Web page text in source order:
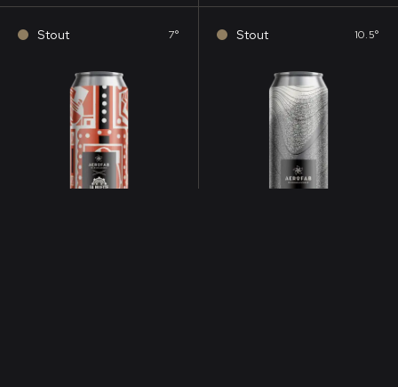
Stout 7° Stout 10.5°
AVEC MODÉRATION. L’ABUS D’ALCOOL EST DANGEREUX POUR LA SANTÉ, À